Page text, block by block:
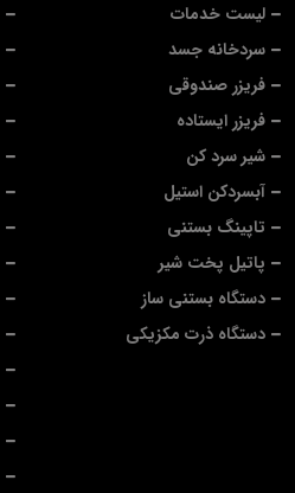
لیست خدمات
سردخانه جسد
فریزر صندوقی
فریزر ایستاده
شیر سرد کن
آبسردکن استیل
تاپینگ بستنی
پاتیل پخت شیر
دستگاه بستنی ساز
دستگاه ذرت مکزیکی